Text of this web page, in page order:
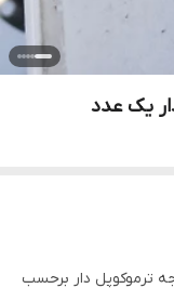
دار یک عدد
ترموکوپل دار برحسب